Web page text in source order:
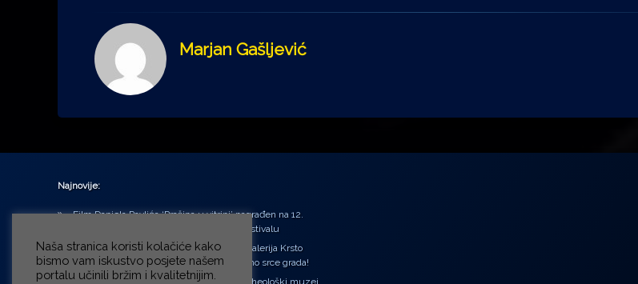
Marjan Gašljević
Najnovije:
Film Daniela Pavlića ‘Prašina u vitrini’ nagrađen na 12.
Green Montenegro International Film Festivalu
U središtu Petrinje otvorena obnovljena Galerija Krsto
Hegedušić: Kultura vraćena kući, u samo srce grada!
Od petka do nedjelje (31.7. – 2.8.2026.) Arheološki muzej
Naša stranica koristi kolačiće kako
bismo vam iskustvo posjete našem
portalu učinili bržim i kvalitetnijim.